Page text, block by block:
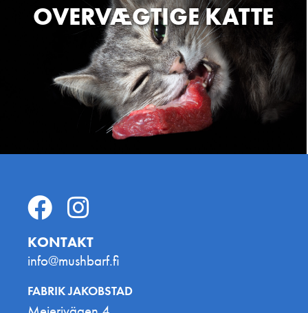
OVERVÆGTIGE KATTE
KONTAKT
info@mushbarf.fi
FABRIK JAKOBSTAD